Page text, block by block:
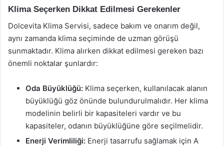
Klima Seçerken Dikkat Edilmesi Gerekenler
Dolcevita Klima Servisi, sadece bakım ve onarım değil,
aynı zamanda klima seçiminde de uzman görüşü
sunmaktadır. Klima alırken dikkat edilmesi gereken bazı
önemli noktalar şunlardır:
Oda Büyüklüğü: Klima seçerken, kullanılacak alanın
büyüklüğü göz önünde bulundurulmalıdır. Her klima
modelinin belirli bir kapasiteleri vardır ve bu
kapasiteler, odanın büyüklüğüne göre seçilmelidir.
Enerji Verimliliği: Enerji tasarrufu sağlamak için A